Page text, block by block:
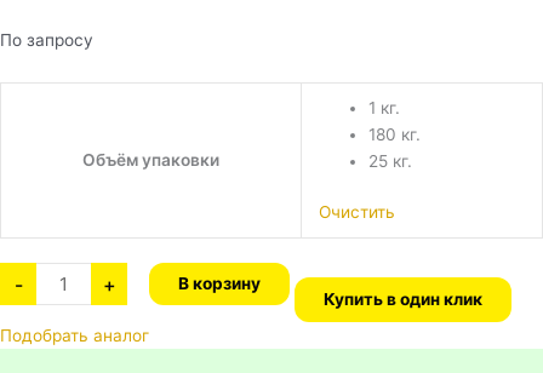
По запросу
Объём упаковки
1 кг.
180 кг.
25 кг.
Очистить
- +
В корзину
Купить в один клик
Подобрать аналог